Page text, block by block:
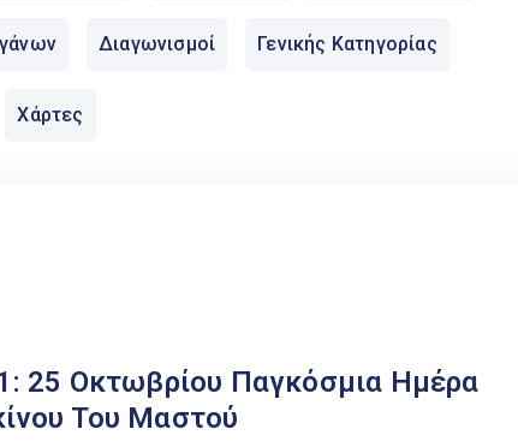
Διαγωνισμοί Γενικής Κατηγορίας
Χάρτες
25 Οκτωβρίου Παγκόσμια Ημέρα
Του Μαστού